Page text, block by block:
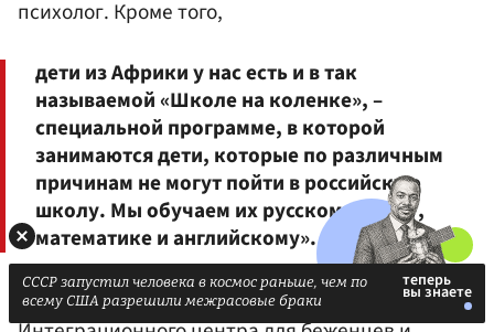
психолог. Кроме того,
дети из Африки у нас есть и в так
называемой «Школе на коленке», –
специальной программе, в которой
занимаются дети, которые по различным
причинам не могут пойти в российскую
школу. Мы обучаем их русскому языку,
математике и английскому».
— рассказала «Газете.Ru» директор
СССР запустил человека в космос раньше, чем по
всему США разрешили межрасовые браки